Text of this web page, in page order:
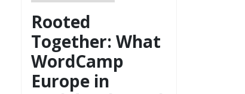
Rooted
Together: What
WordCamp
Europe in